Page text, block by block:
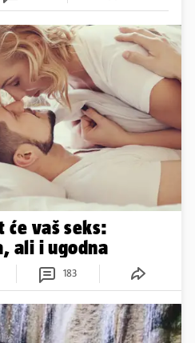
će vaš seks:
ali i ugodna
183